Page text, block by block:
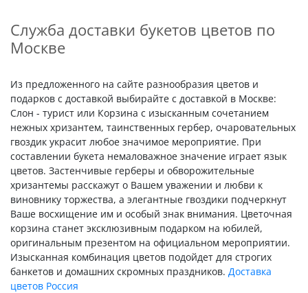
Служба доставки букетов цветов по
Москве
Из предложенного на сайте разнообразия цветов и
подарков с доставкой выбирайте с доставкой в Москве:
Слон - турист или Корзина с изысканным сочетанием
нежных хризантем, таинственных гербер, очаровательных
гвоздик украсит любое значимое мероприятие. При
составлении букета немаловажное значение играет язык
цветов. Застенчивые герберы и обворожительные
хризантемы расскажут о Вашем уважении и любви к
виновнику торжества, а элегантные гвоздики подчеркнут
Ваше восхищение им и особый знак внимания. Цветочная
корзина станет эксклюзивным подарком на юбилей,
оригинальным презентом на официальном мероприятии.
Изысканная комбинация цветов подойдет для строгих
банкетов и домашних скромных праздников. Доставка
цветов Россия